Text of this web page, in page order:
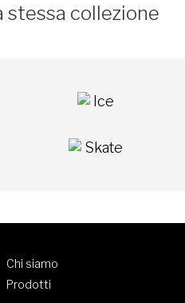
stessa collezione
Ice
Skate
Chi siamo
Prodotti